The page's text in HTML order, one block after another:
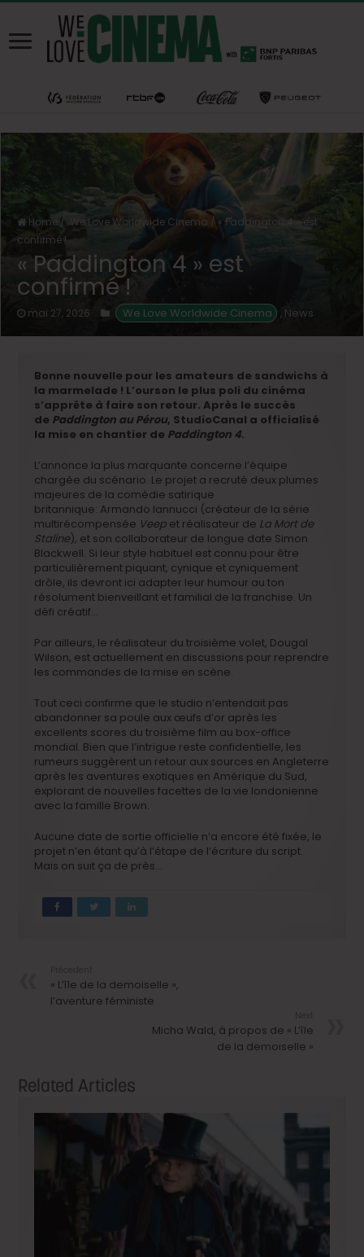
Home / We Love Worldwide Cinema / « Paddington 4 » est
confirmé !
« Paddington 4 » est
confirmé !
mai 27, 2026 We Love Worldwide Cinema , News
Bonne nouvelle pour les amateurs de sandwichs à
la marmelade ! L’ourson le plus poli du cinéma
s’apprête à faire son retour. Après le succès
de Paddington au Pérou, StudioCanal a officialisé
la mise en chantier de Paddington 4.
L’annonce la plus marquante concerne l’équipe
chargée du scénario. Le projet a recruté deux plumes
majeures de la comédie satirique
britannique: Armando Iannucci (créateur de la série
multirécompensée Veep et réalisateur de La Mort de
Staline), et son collaborateur de longue date Simon
Blackwell. Si leur style habituel est connu pour être
particulièrement piquant, cynique et cyniquement
drôle, ils devront ici adapter leur humour au ton
résolument bienveillant et familial de la franchise. Un
défi créatif…
Par ailleurs, le réalisateur du troisième volet, Dougal
Wilson, est actuellement en discussions pour reprendre
les commandes de la mise en scène.
Tout ceci confirme que le studio n’entendait pas
abandonner sa poule aux œufs d’or après les
excellents scores du troisième film au box-office
mondial. Bien que l’intrigue reste confidentielle, les
rumeurs suggèrent un retour aux sources en Angleterre
après les aventures exotiques en Amérique du Sud,
explorant de nouvelles facettes de la vie londonienne
avec la famille Brown.
Aucune date de sortie officielle n’a encore été fixée, le
projet n’en étant qu’à l’étape de l’écriture du script.
Mais on suit ça de près…
« L’île de la demoiselle »,
l’aventure féministe
Micha Wald, à propos de « L’île
de la demoiselle »
Related Articles